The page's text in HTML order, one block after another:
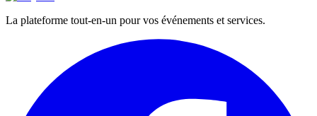
La plateforme tout-en-un pour vos événements et services.